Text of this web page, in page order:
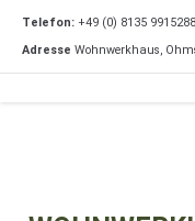
Telefon: +49 (0) 8135 9915288
Adresse Wohnwerkhaus,